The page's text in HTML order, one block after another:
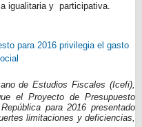
igualitaria y participativa.
para 2016 privilegia el gasto
de Estudios Fiscales (Icefi),
el Proyecto de Presupuesto
para 2016 presentado
limitaciones y deficiencias,